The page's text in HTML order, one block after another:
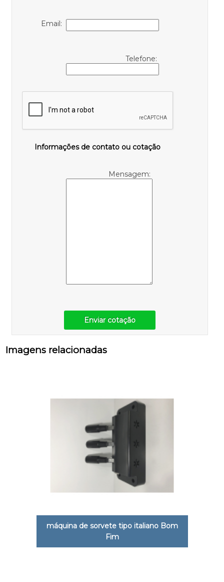
Email:
Telefone:
Informações de contato ou cotação
Mensagem:
Enviar cotação
Imagens relacionadas
máquina de sorvete tipo italiano Bom
Fim